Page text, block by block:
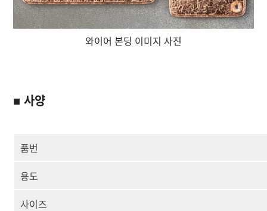
와이어 본딩 이미지 사진
■ 사양
품번
용도
사이즈